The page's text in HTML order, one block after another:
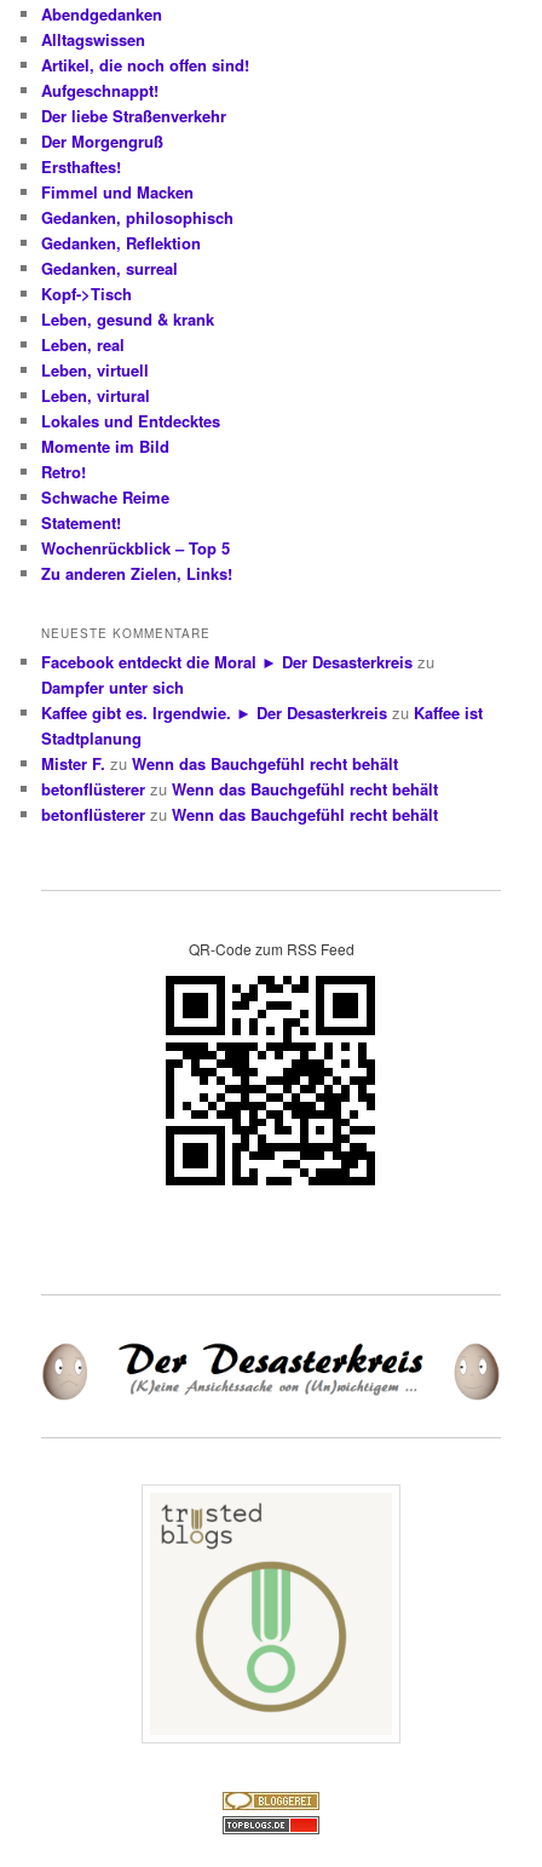
Abendgedanken
Alltagswissen
Artikel, die noch offen sind!
Aufgeschnappt!
Der liebe Straßenverkehr
Der Morgengruß
Ersthaftes!
Fimmel und Macken
Gedanken, philosophisch
Gedanken, Reflektion
Gedanken, surreal
Kopf->Tisch
Leben, gesund & krank
Leben, real
Leben, virtuell
Leben, virtural
Lokales und Entdecktes
Momente im Bild
Retro!
Schwache Reime
Statement!
Wochenrückblick – Top 5
Zu anderen Zielen, Links!
NEUESTE KOMMENTARE
Facebook entdeckt die Moral ► Der Desasterkreis zu
Dampfer unter sich
Kaffee gibt es. Irgendwie. ► Der Desasterkreis zu Kaffee ist
Stadtplanung
Mister F. zuWenn das Bauchgefühl recht behält
betonflüsterer zuWenn das Bauchgefühl recht behält
betonflüsterer zuWenn das Bauchgefühl recht behält
QR-Code zum RSS Feed